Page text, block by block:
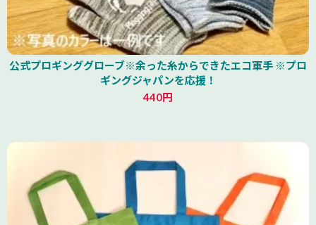
公式プロギンググローブ※余った糸からできたエコ軍手 ※プロ
ギングジャパンを応援！
440円